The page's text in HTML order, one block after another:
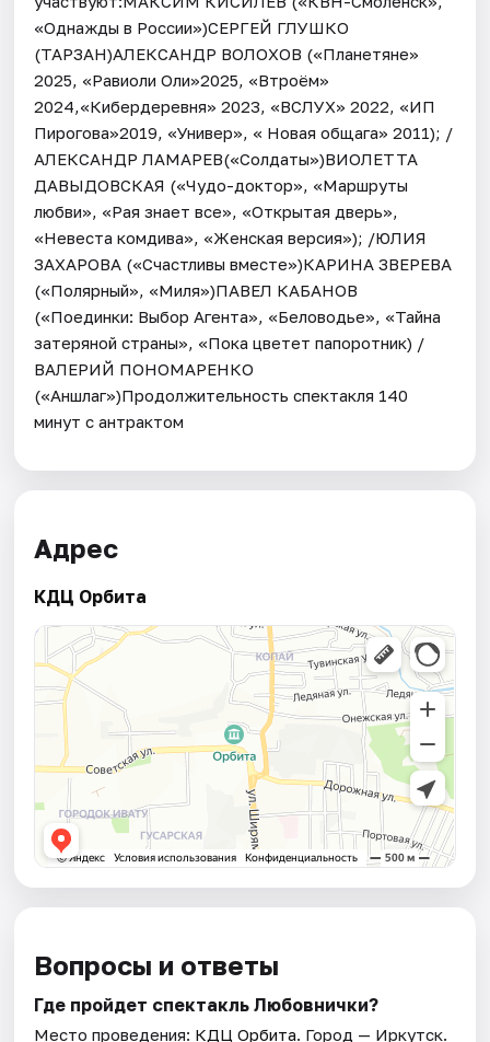
«Однажды в России»)СЕРГЕЙ ГЛУШКО
(ТАРЗАН)АЛЕКСАНДР ВОЛОХОВ («Планетяне»
2025, «Равиоли Оли»2025, «Втроём»
2024,«Кибердеревня» 2023, «ВСЛУХ» 2022, «ИП
Пирогова»2019, «Универ», « Новая общага» 2011); /
АЛЕКСАНДР ЛАМАРЕВ(«Солдаты»)ВИОЛЕТТА
ДАВЫДОВСКАЯ («Чудо-доктор», «Маршруты
любви», «Рая знает все», «Открытая дверь»,
«Невеста комдива», «Женская версия»); /ЮЛИЯ
ЗАХАРОВА («Счастливы вместе»)КАРИНА ЗВЕРЕВА
(«Полярный», «Миля»)ПАВЕЛ КАБАНОВ
(«Поединки: Выбор Агента», «Беловодье», «Тайна
затеряной страны», «Пока цветет папоротник) /
ВАЛЕРИЙ ПОНОМАРЕНКО
(«Аншлаг»)Продолжительность спектакля 140
минут с антрактом
Адрес
КДЦ Орбита
Вопросы и ответы
Где пройдет спектакль Любовнички?
Место проведения: КДЦ Орбита. Город — Иркутск.